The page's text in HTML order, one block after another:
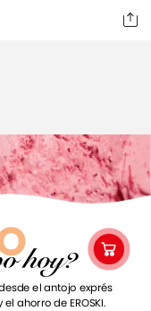
el antojo exprés
el ahorrodeEROSKI.
hoy?